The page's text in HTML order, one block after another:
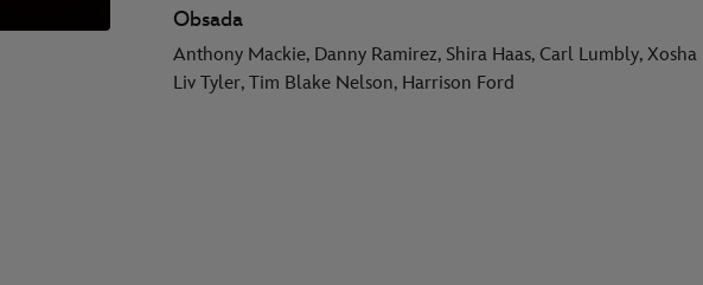
Obsada
Anthony Mackie, Danny Ramirez, Shira Haas, Carl Lumbly,
Liv Tyler, Tim Blake Nelson, Harrison Ford